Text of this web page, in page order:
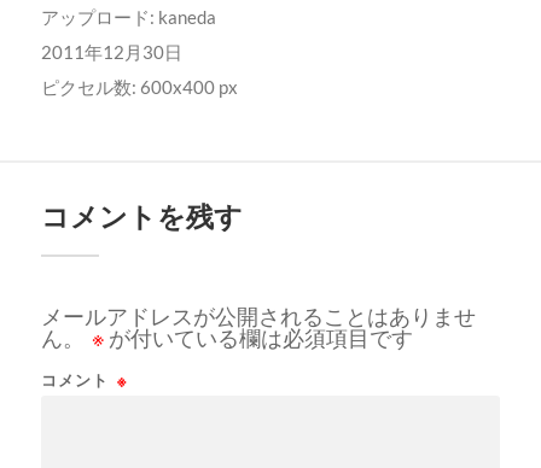
アップロード: kaneda
2011年12月30日
ピクセル数: 600x400 px
コメントを残す
メールアドレスが公開されることはありませ
ん。
※ が付いている欄は必須項目です
コメント ※